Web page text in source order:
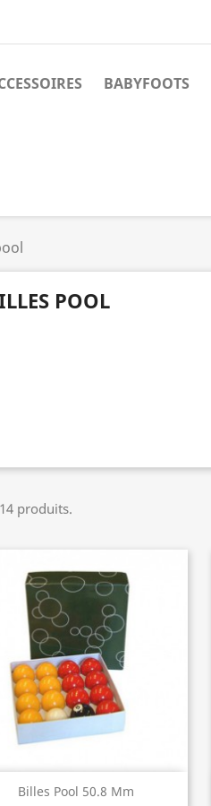
BABYFOOTS
POOL
produits.
Billes Pool 50.8 Mm
Aperçu rapide